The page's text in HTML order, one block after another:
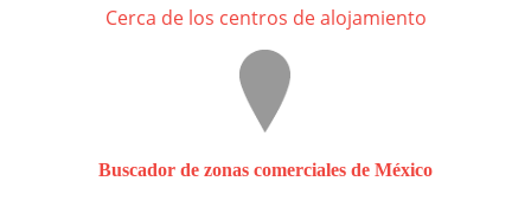
Cerca de los centros de alojamiento
Buscador de zonas comerciales de México